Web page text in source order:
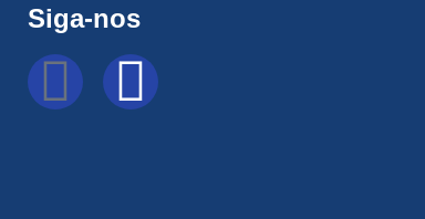
Siga-nos